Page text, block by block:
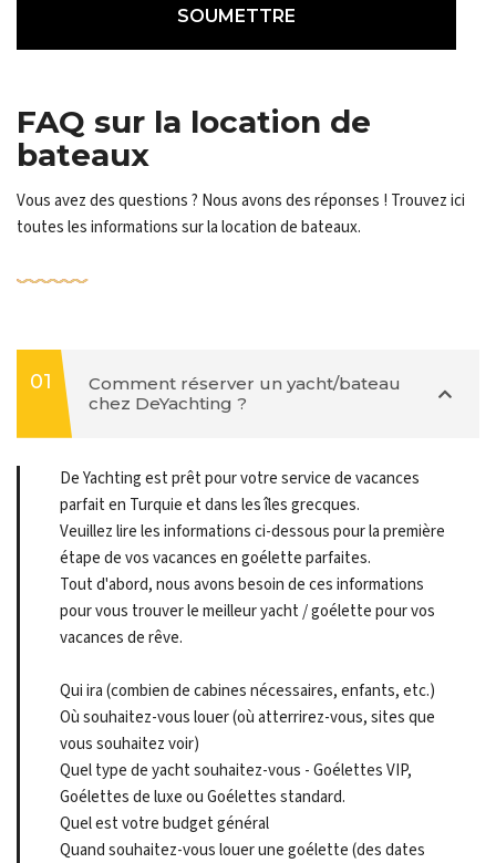
SOUMETTRE
FAQ sur la location de
bateaux
Vous avez des questions ? Nous avons des réponses ! Trouvez ici
toutes les informations sur la location de bateaux.
01
Comment réserver un yacht/bateau
chez DeYachting ?
De Yachting est prêt pour votre service de vacances
parfait en Turquie et dans les îles grecques.
Veuillez lire les informations ci-dessous pour la première
étape de vos vacances en goélette parfaites.
Tout d'abord, nous avons besoin de ces informations
pour vous trouver le meilleur yacht / goélette pour vos
vacances de rêve.
Qui ira (combien de cabines nécessaires, enfants, etc.)
Où souhaitez-vous louer (où atterrirez-vous, sites que
vous souhaitez voir)
Quel type de yacht souhaitez-vous - Goélettes VIP,
Goélettes de luxe ou Goélettes standard.
Quel est votre budget général
Quand souhaitez-vous louer une goélette (des dates